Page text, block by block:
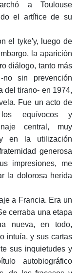
a Toulouse
el artífice de su
el tyke'y, luego de
la aparición
diálogo, tanto más
sin prevención
del tirano- en 1974,
Fue un acto de
equívocos y
central, muy
en la utilización
generosa
impresiones, me
la dolorosa herida
a Francia. Era un
cerraba una etapa
nueva, en todo,
intuía, y sus cartas
sus inquietudes y
autobiográfico